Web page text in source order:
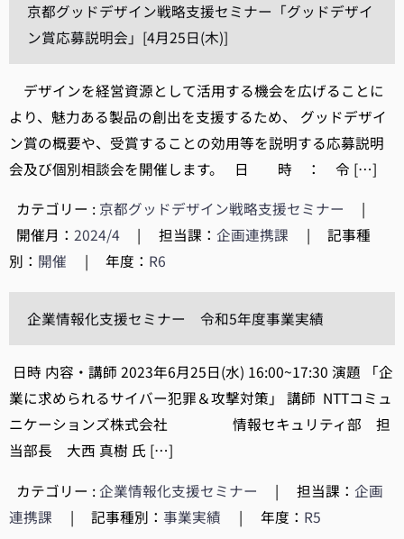
京都グッドデザイン戦略支援セミナー「グッドデザイ
ン賞応募説明会」[4月25日(木)]
デザインを経営資源として活用する機会を広げることに
より、魅力ある製品の創出を支援するため、 グッドデザイ
ン賞の概要や、受賞することの効用等を説明する応募説明
会及び個別相談会を開催します。 日 時 ： 令 […]
カテゴリー : 京都グッドデザイン戦略支援セミナー
|
開催月： 2024/4 | 担当課：企画連携課 |
記事種
別： 開催 | 年度： R6
企業情報化支援セミナー 令和5年度事業実績
日時 内容・講師 2023年6月25日(水) 16:00~17:30 演題 「企
業に求められるサイバー犯罪＆攻撃対策」 講師 NTTコミュ
ニケーションズ株式会社 情報セキュリティ部 担
当部長 大西 真樹 氏 […]
カテゴリー :企業情報化支援セミナー | 担当課：企画
連携課
| 記事種別：事業実績 | 年度： R5